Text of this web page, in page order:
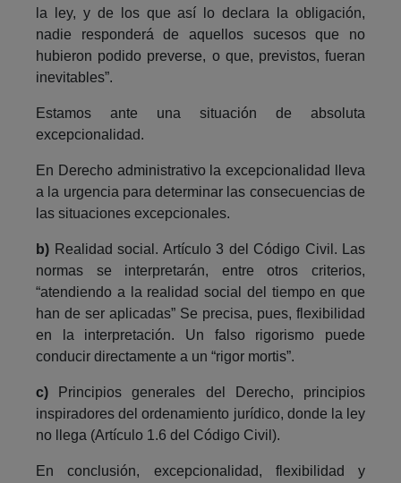
la ley, y de los que así lo declara la obligación,
nadie responderá de aquellos sucesos que no
hubieron podido preverse, o que, previstos, fueran
inevitables”.
Estamos ante una situación de absoluta
excepcionalidad.
En Derecho administrativo la excepcionalidad lleva
a la urgencia para determinar las consecuencias de
las situaciones excepcionales.
b) Realidad social. Artículo 3 del Código Civil. Las
normas se interpretarán, entre otros criterios,
“atendiendo a la realidad social del tiempo en que
han de ser aplicadas” Se precisa, pues, flexibilidad
en la interpretación. Un falso rigorismo puede
conducir directamente a un “rigor mortis”.
c) Principios generales del Derecho, principios
inspiradores del ordenamiento jurídico, donde la ley
no llega (Artículo 1.6 del Código Civil).
En conclusión, excepcionalidad, flexibilidad y